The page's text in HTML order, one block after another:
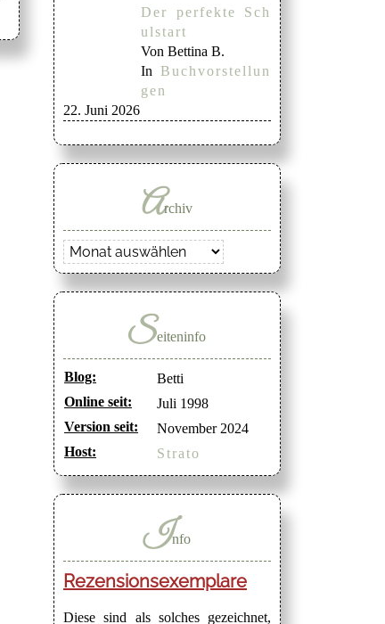
Der perfekte Sch
ulstart
Von Bettina B.
In Buchvorstellun
gen
22. Juni 2026
Archiv
Archiv
Seiteninfo
Blog:
Betti
Online seit:
Juli 1998
Version seit:
November 2024
Host:
Strato
Info
Rezensionsexemplare
Diese sind als solches gezeichnet,